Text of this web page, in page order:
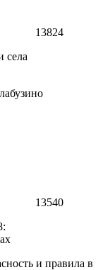
13824
13540
и правила в